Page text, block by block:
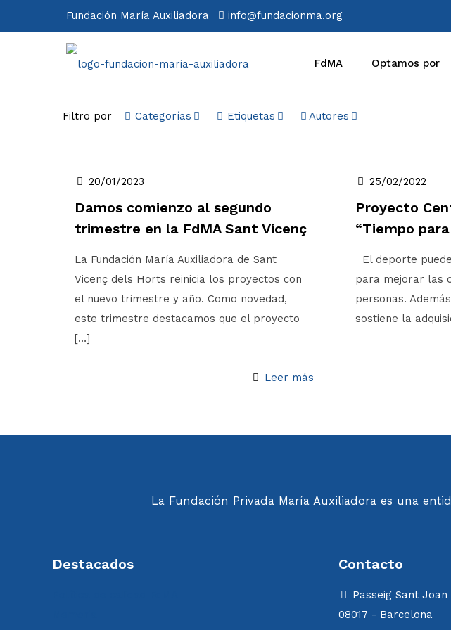
Fundación María Auxiliadora info@fundacionma.org
FdMA Optamos por
Filtro por Categorías Etiquetas Autores
20/01/2023
Damos comienzo al segundo
trimestre en la FdMA Sant Vicenç
La Fundación María Auxiliadora de Sant
Vicenç dels Horts reinicia los proyectos con
el nuevo trimestre y año. Como novedad,
este trimestre destacamos que el proyecto
[…]
Leer más
25/02/2022
Proyecto
“Tiempo
El deporte
para mejorar las
personas.
sostiene la
La Fundación Privada María Auxiliadora es una
Destacados Contacto
Passeig Sant Joan
08017 - Barcelona